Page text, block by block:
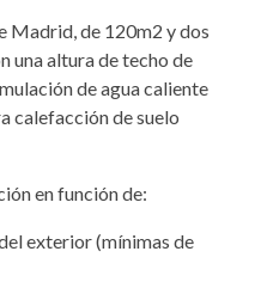
Madrid, de 120m2 y dos
una altura de techo de
de agua caliente
calefacción de suelo
en función de:
exterior (mínimas de